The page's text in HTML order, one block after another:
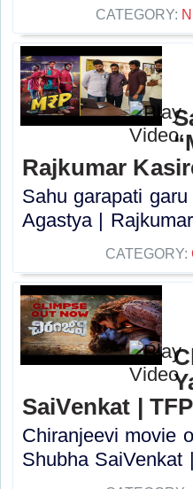
CATEGORY:
Rajkumar
Sahu garapati
Agastya |
CATEGORY:
SaiVenkat |
Chiranjeevi movie
Shubha SaiVenkat